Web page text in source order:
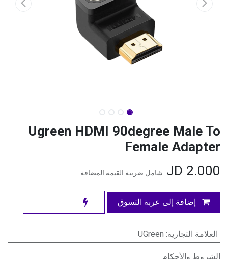
Ugreen HDMI 90degree Male To
Female Adapter
2.000
شامل ضريبة القيمة المضافة
إضافة إلى عربة التسوق
العلامة التجارية:
UGreen
الشروط والأحكام